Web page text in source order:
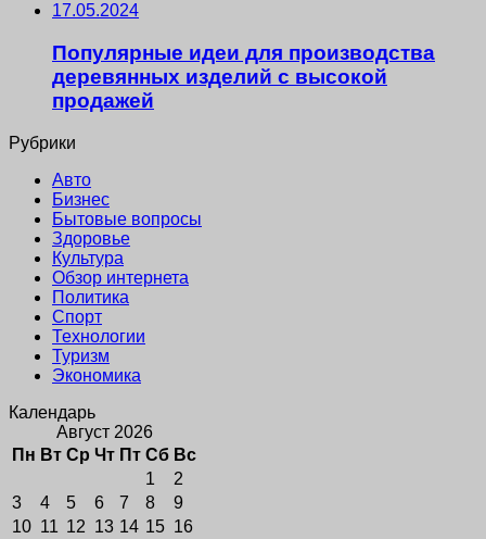
17.05.2024
Популярные идеи для производства
деревянных изделий с высокой
продажей
Рубрики
Авто
Бизнес
Бытовые вопросы
Здоровье
Культура
Обзор интернета
Политика
Спорт
Технологии
Туризм
Экономика
Календарь
Август 2026
Пн Вт Ср Чт Пт Сб Вс
1
2
3
4 5 6 7 8
9
10 11 12 13 14 15 16